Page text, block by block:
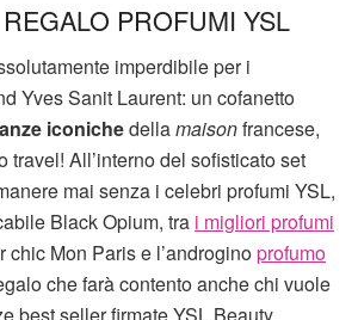
PROFUMI YSL
imperdibile per i
Yves Sanit Laurent: un cofanetto
iconichedellamaisonfrancese,
travel! All’interno del sofisticato set
mai senza i celebri profumi YSL,
Black Opium, tra i migliori profumi
chic Mon Paris e l’androginoprofumo
che farà contento anche chi vuole